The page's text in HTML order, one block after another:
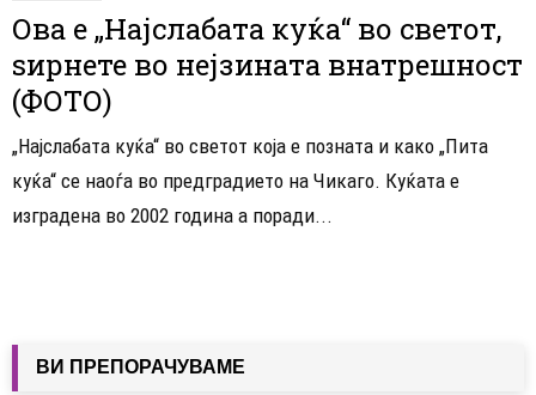
Ова е „Најслабата куќа“ во светот,
ѕирнете во нејзината внатрешност
(ФОТО)
„Најслабата куќа“ во светот која е позната и како „Пита
куќа“ се наоѓа во предградието на Чикаго. Куќата е
изградена во 2002 година а поради...
ВИ ПРЕПОРАЧУВАМЕ